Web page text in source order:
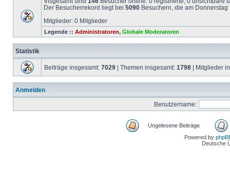
Der Besucherrekord liegt bei 5090 Besuchern, die am
Mitglieder: 0 Mitglieder
Legende :: Administratoren, Globale Moderatoren
Statistik
Beiträge insgesamt: 7029 | Themen insgesamt: 1798 | Mitglieder
Anmelden
Benutzername:
Ungelesene Beiträge
Powered by
Deutsche